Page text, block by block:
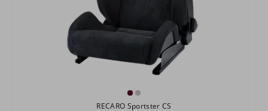
RECARO Sportster CS